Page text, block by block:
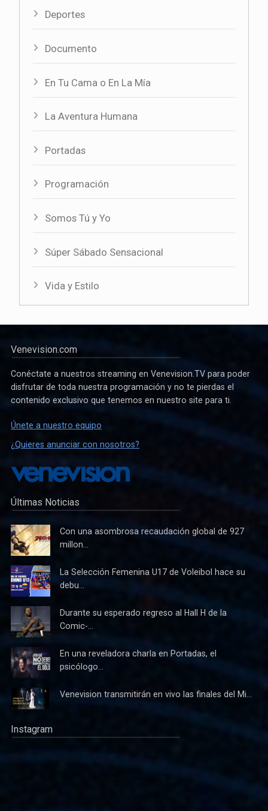
Deportes
Documento
En Tu Cama o En La Mía
La Aventura Humana
Portadas
Programación
Somos Tú y Yo
Súper Sábado Sensacional
Vida y Estilo
Venevision.com
Conéctate a nuestros streaming en Venevision.TV para poder
disfrutar de toda nuestra programación y no te pierdas el
contenido exclusivo que tenemos en nuestro site para ti.
Únete a nuestro equipo
¿Quieres anunciar con nosotros?
Últimas Noticias
Con una asombrosa recaudación global de 927
millon...
La Selección Femenina U17 de Voleibol hace su
debu...
Durante su esperado regreso al Hall H de la
Comic-...
En una reveladora charla en Portadas, el
psicólogo...
Venevision transmitirán en vivo las finales del Mi...
Instagram